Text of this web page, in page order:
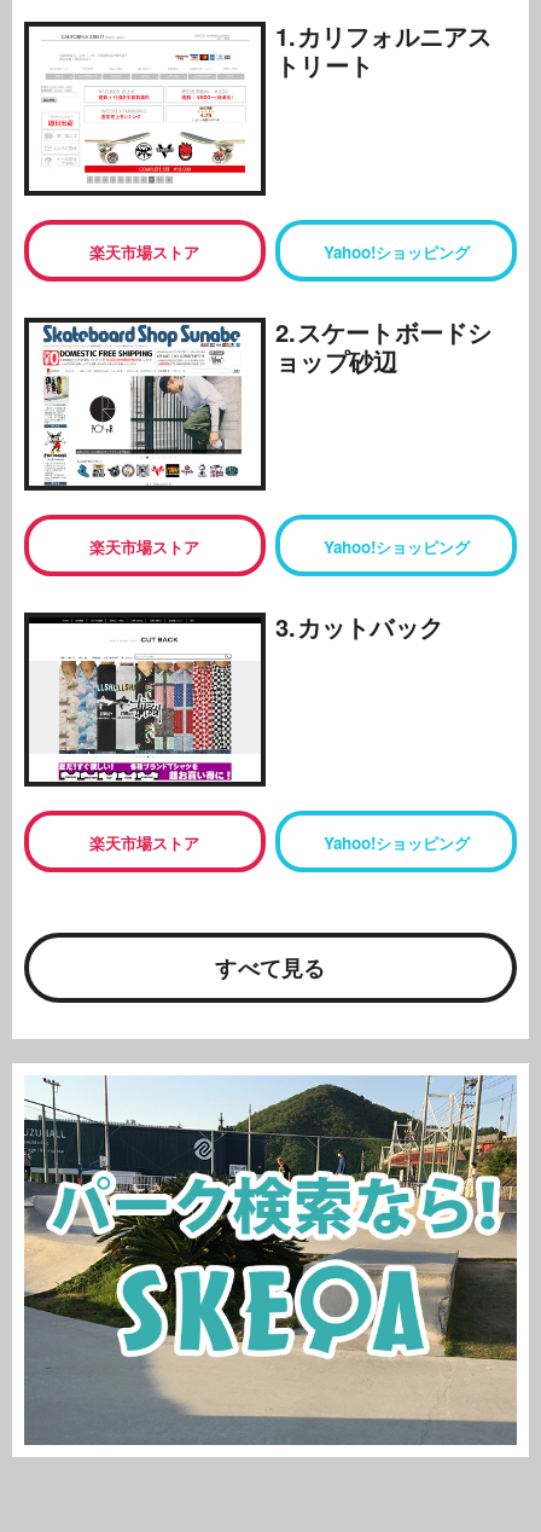
1.カリフォルニアス
トリート
楽天市場ストア Yahoo!ショッピング
2.スケートボードシ
ョップ砂辺
楽天市場ストア Yahoo!ショッピング
3.カットバック
楽天市場ストア Yahoo!ショッピング
すべて見る